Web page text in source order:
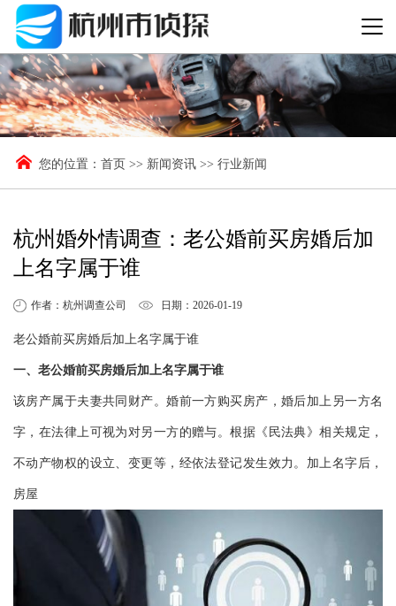
您的位置： 首页 >> 新闻资讯 >> 行业新闻
杭州婚外情调查：老公婚前买房婚后加
上名字属于谁
作者：杭州调查公司 日期：2026-01-19
老公婚前买房婚后加上名字属于谁
一、老公婚前买房婚后加上名字属于谁
该房产属于夫妻共同财产。婚前一方购买房产，婚后加上另一方名
字，在法律上可视为对另一方的赠与。根据《民法典》相关规定，
不动产物权的设立、变更等，经依法登记发生效力。加上名字后，
房屋